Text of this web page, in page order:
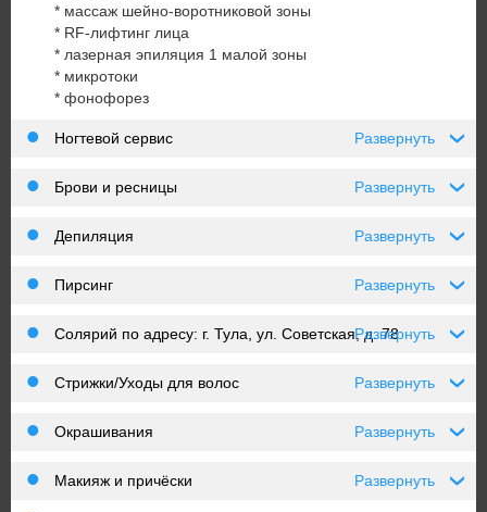
* массаж шейно-воротниковой зоны
* RF-лифтинг лица
* лазерная эпиляция 1 малой зоны
* микротоки
* фонофорез
›
Развернуть
Ногтевой сервис
›
Развернуть
Брови и ресницы
›
Развернуть
Депиляция
›
Развернуть
Пирсинг
›
Развернуть
Солярий по адресу: г. Тула, ул. Советская, д. 78
›
Развернуть
Стрижки/Уходы для волос
›
Развернуть
Окрашивания
›
Развернуть
Макияж и причёски